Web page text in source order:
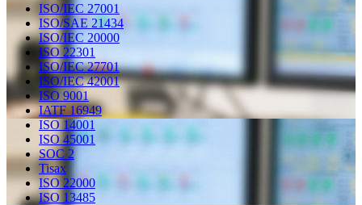
ISO/IEC 27001
ISO/SAE 21434
ISO/IEC 20000
ISO 22301
ISO/IEC 27701
ISO/IEC 42001
ISO 9001
IATF 16949
ISO 14001
ISO 45001
SOC 2
Tisax
ISO 22000
ISO 13485